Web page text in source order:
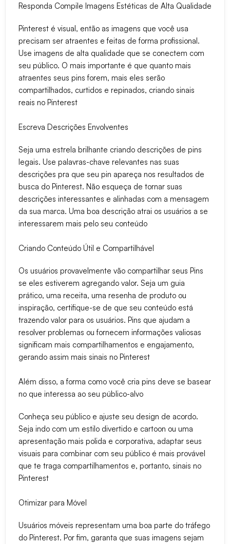
Responda Compile Imagens Estéticas de Alta Qualidade
Pinterest é visual, então as imagens que você usa
precisam ser atraentes e feitas de forma profissional.
Use imagens de alta qualidade que se conectem com
seu público. O mais importante é que quanto mais
atraentes seus pins forem, mais eles serão
compartilhados, curtidos e repinados, criando sinais
reais no Pinterest
Escreva Descrições Envolventes
Seja uma estrela brilhante criando descrições de pins
legais. Use palavras-chave relevantes nas suas
descrições pra que seu pin apareça nos resultados de
busca do Pinterest. Não esqueça de tornar suas
descrições interessantes e alinhadas com a mensagem
da sua marca. Uma boa descrição atrai os usuários a se
interessarem mais pelo seu conteúdo
Criando Conteúdo Útil e Compartilhável
Os usuários provavelmente vão compartilhar seus Pins
se eles estiverem agregando valor. Seja um guia
prático, uma receita, uma resenha de produto ou
inspiração, certifique-se de que seu conteúdo está
trazendo valor para os usuários. Pins que ajudam a
resolver problemas ou fornecem informações valiosas
significam mais compartilhamentos e engajamento,
gerando assim mais sinais no Pinterest
Além disso, a forma como você cria pins deve se basear
no que interessa ao seu público-alvo
Conheça seu público e ajuste seu design de acordo.
Seja indo com um estilo divertido e cartoon ou uma
apresentação mais polida e corporativa, adaptar seus
visuais para combinar com seu público é mais provável
que te traga compartilhamentos e, portanto, sinais no
Pinterest
Otimizar para Móvel
Usuários móveis representam uma boa parte do tráfego
do Pinterest. Por fim, garanta que suas imagens sejam